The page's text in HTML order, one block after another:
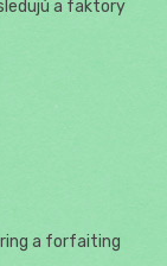
a faktory
a forfaiting